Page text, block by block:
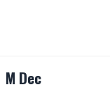
M Dec